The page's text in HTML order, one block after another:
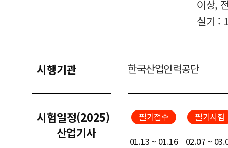
이상,
실기 :
시행기관 한국산업인력공단
시험일정(2025)
산업기사
필기접수 필기시험
01.13 ~ 01.16
02.07 ~